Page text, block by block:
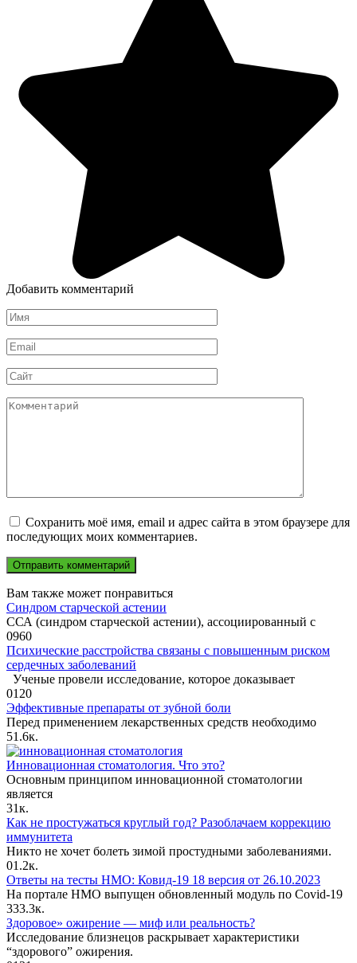
Добавить комментарий
Имя
*
Email
*
Сайт
Комментарий
Сохранить моё имя, email и адрес сайта в этом браузере для
последующих моих комментариев.
Вам также может понравиться
Синдром старческой астении
ССА (синдром старческой астении), ассоциированный с
0960
Психические расстройства связаны с повышенным риском
сердечных заболеваний
Ученые провели исследование, которое доказывает
0120
Эффективные препараты от зубной боли
Перед применением лекарственных средств необходимо
51.6к.
Инновационная стоматология. Что это?
Основным принципом инновационной стоматологии
является
31к.
Как не простужаться круглый год? Разоблачаем коррекцию
иммунитета
Никто не хочет болеть зимой простудными заболеваниями.
01.2к.
Ответы на тесты НМО: Ковид-19 18 версия от 26.10.2023
На портале НМО выпущен обновленный модуль по Covid-19
333.3к.
Здоровое» ожирение — миф или реальность?
Исследование близнецов раскрывает характеристики
“здорового” ожирения.